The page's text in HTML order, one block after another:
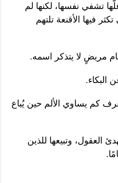
تشفي نفسها، لكنها لم
فيها الأقنعة تلتهم
مريضٍ لا يتذكر اسمه.
البكاء.
كم يساوي الألم حين يُباع
العقول، وتبيعها للذين